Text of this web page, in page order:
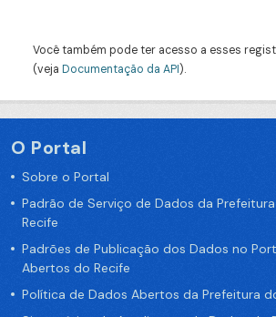
Você também pode ter acesso a esses
(veja Documentação da API).
O Portal
Sobre o Portal
Padrão de Serviço de Dados da
Recife
Padrões de Publicação dos Dados no
Abertos do Recife
Política de Dados Abertos da Prefeitura